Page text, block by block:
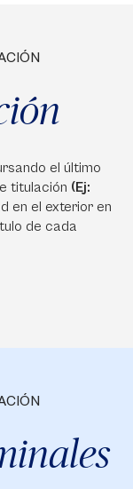
el último
titulación (Ej:
en el exterior en
de cada